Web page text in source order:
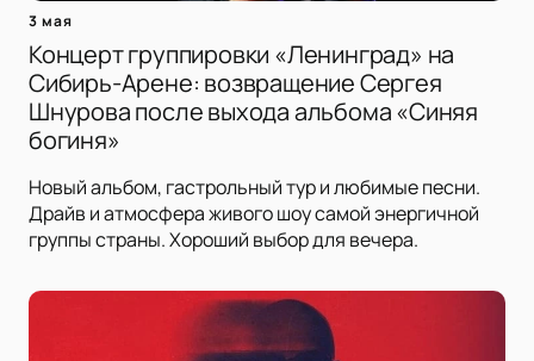
3 мая
Концерт группировки «Ленинград» на
Сибирь-Арене: возвращение Сергея
Шнурова после выхода альбома «Синяя
богиня»
Новый альбом, гастрольный тур и любимые песни.
Драйв и атмосфера живого шоу самой энергичной
группы страны. Хороший выбор для вечера.